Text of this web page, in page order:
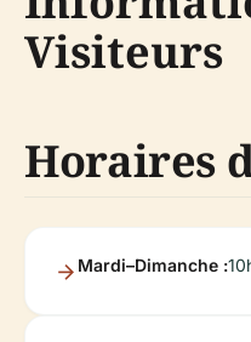
Visiteurs
Horaires
Mardi–Dimanche :